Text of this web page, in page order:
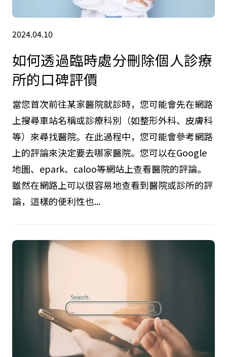
2024.04.10
如何透過臨時處分刪除個人診療
所的口碑評價
當您首次前往某家醫院就診時，您可能會先在網路
上搜尋車站名稱或診療科別（如整形外科、皮膚科
等）來尋找醫院。在此過程中，您可能會參考網路
上的評論來決定要去哪家醫院。您可以在Google
地圖、epark、caloo等網站上查看醫院的評論。
雖然在網路上可以很容易地查看到醫院或診所的評
論，這樣的便利性也...